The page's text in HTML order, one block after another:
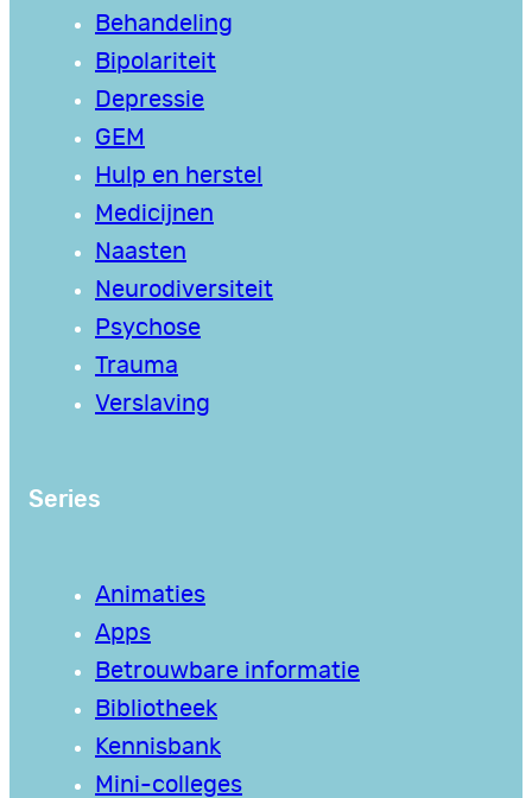
Behandeling
Bipolariteit
Depressie
GEM
Hulp en herstel
Medicijnen
Naasten
Neurodiversiteit
Psychose
Trauma
Verslaving
Series
Animaties
Apps
Betrouwbare informatie
Bibliotheek
Kennisbank
Mini-colleges